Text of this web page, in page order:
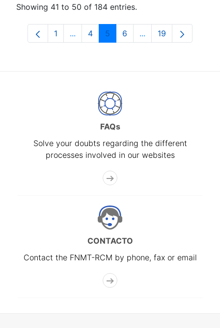
Showing 41 to 50 of 184 entries.
Page
1 ...Intermediate Pages Use TAB to
Page
4 Page
5 Page
6 ...Intermediate Pages
Page
19
FAQs
Solve your doubts regarding the different
processes involved in our websites
CONTACTO
Contact the FNMT-RCM by phone, fax or email